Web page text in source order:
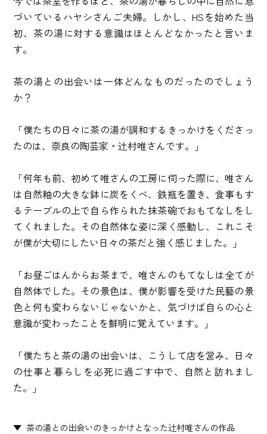
づいているハヤシさんご夫婦。しかし、HSを始めた当
初、茶の湯に対する意識はほとんどなかったと言いま
す。
茶の湯との出会いは一体どんなものだったのでしょう
か？
「僕たちの日々に茶の湯が調和するきっかけをくださっ
たのは、奈良の陶芸家・辻村唯さんです。」
「何年も前、初めて唯さんの工房に伺った際に、唯さん
は自然釉の大きな鉢に炭をくべ、鉄瓶を置き、食事もす
るテーブルの上で自ら作られた抹茶碗でおもてなしをし
てくれました。その自然体な姿に深く感動し、これこそ
が僕が大切にしたい日々の茶だと強く感じました。」
「お昼ごはんからお茶まで、唯さんのもてなしは全てが
自然体でした。その景色は、僕が影響を受けた民藝の景
色と何も変わらないじゃないかと、気づけば自らの心と
意識が変わったことを鮮明に覚えています。」
「僕たちと茶の湯の出会いは、こうして店を営み、日々
の仕事と暮らしを必死に過ごす中で、自然と訪れまし
た。」
茶の湯との出会いのきっかけとなった辻村唯さんの作品